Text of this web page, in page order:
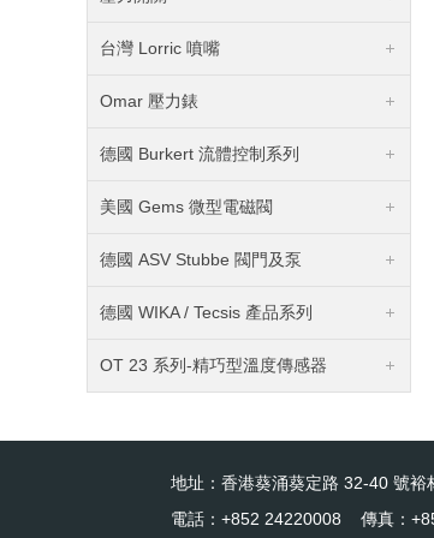
台灣 Lorric 噴嘴
Omar 壓力錶
德國 Burkert 流體控制系列
美國 Gems 微型電磁閥
德國 ASV Stubbe 閥門及泵
德國 WIKA / Tecsis 產品系列
OT 23 系列-精巧型溫度傳感器
地址：香港葵涌葵定路 32-40 號裕
電話：+852 24220008 傳真：